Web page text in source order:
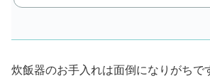
炊飯器のお手入れは面倒になりがちで